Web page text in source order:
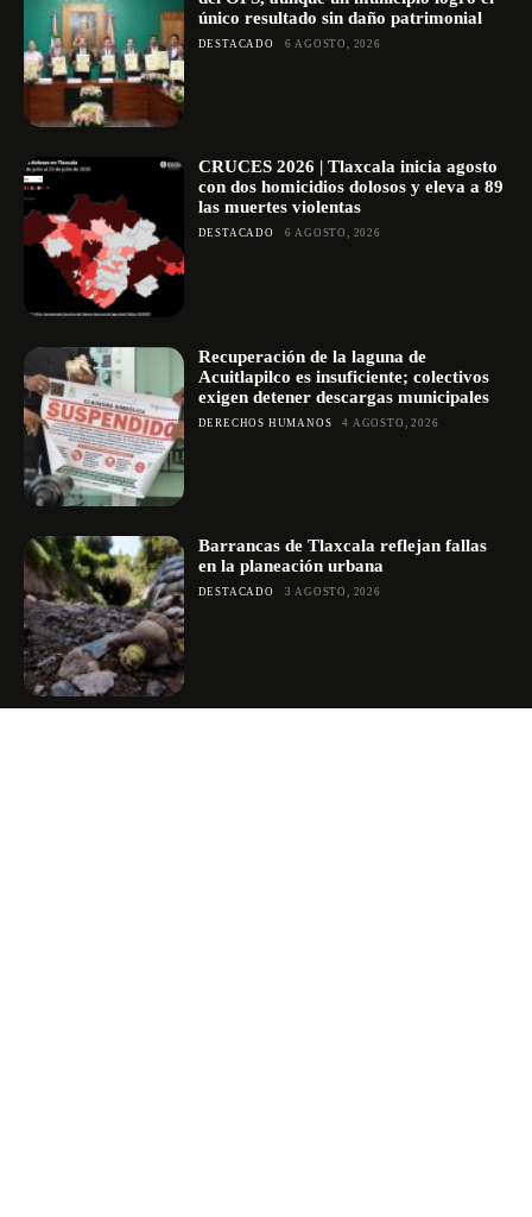
único resultado sin daño patrimonial
DESTACADO 6 AGOSTO, 2026
CRUCES 2026 | Tlaxcala inicia agosto
con dos homicidios dolosos y eleva a 89
las muertes violentas
DESTACADO 6 AGOSTO, 2026
Recuperación de la laguna de
Acuitlapilco es insuficiente; colectivos
exigen detener descargas municipales
DERECHOS HUMANOS 4 AGOSTO, 2026
Barrancas de Tlaxcala reflejan fallas
en la planeación urbana
DESTACADO 3 AGOSTO, 2026